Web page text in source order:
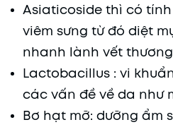
Asiaticoside thì có
viêm sưng từ đó diệt
nhanh lành vết
Lactobacillus : vi
các vấn đề về da như
Bơ hạt mỡ: dưỡng ẩm